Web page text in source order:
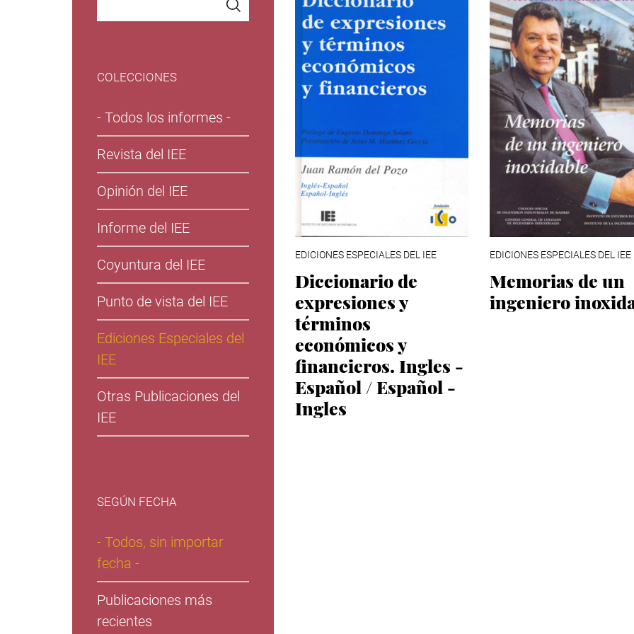
COLECCIONES
- Todos los informes -
Revista del IEE
Opinión del IEE
Informe del IEE
Coyuntura del IEE
Punto de vista del IEE
Ediciones Especiales del
IEE
Otras Publicaciones del
IEE
SEGÚN FECHA
- Todos, sin importar
fecha -
Publicaciones más
recientes
EDICIONES ESPECIALES DEL IEE
Diccionario de
expresiones y
términos
económicos y
financieros. Ingles -
Español / Español -
Ingles
EDICIONES ESPECIALES DEL IEE
Memorias de un
ingeniero